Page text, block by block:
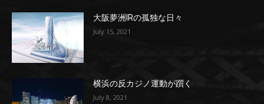
大阪夢洲IRの孤独な日々
July 15, 2021
横浜の反カジノ運動が躓く
July 8, 2021